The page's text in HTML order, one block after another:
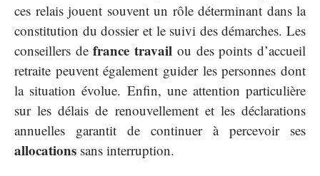
ces relais jouent souvent un rôle déterminant dans la
constitution du dossier et le suivi des démarches. Les
conseillers defrance travail ou des points d’accueil
retraite peuvent également guider les personnes dont
la situation évolue. Enfin, une attention particulière
sur les délais de renouvellement et les déclarations
annuelles garantit de continuer à percevoir ses
allocations sans interruption.